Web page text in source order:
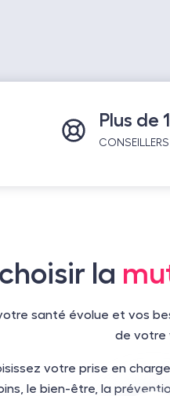
Plus de
la
santé évolue et vos
de votre
votre prise en
le bien-être, la